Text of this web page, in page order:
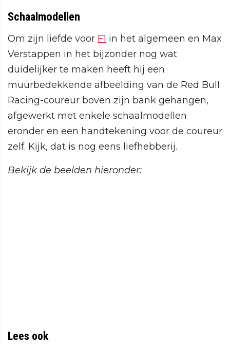
Schaalmodellen
Om zijn liefde voor F1 in het algemeen en Max
Verstappen in het bijzonder nog wat
duidelijker te maken heeft hij een
muurbedekkende afbeelding van de Red Bull
Racing-coureur boven zijn bank gehangen,
afgewerkt met enkele schaalmodellen
eronder en een handtekening voor de coureur
zelf. Kijk, dat is nog eens liefhebberij.
Bekijk de beelden hieronder:
Lees ook